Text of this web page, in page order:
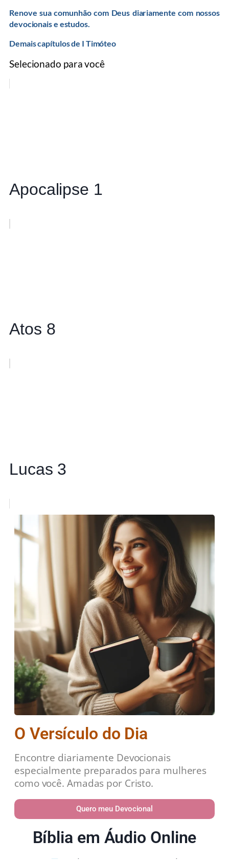
Renove sua comunhão com Deus diariamente com nossos
devocionais e estudos.
Demais capítulos de I Timóteo
Selecionado para você
Apocalipse 1
Atos 8
Lucas 3
O Versículo do Dia
Encontre diariamente Devocionais
especialmente preparados para mulheres
como você. Amadas por Cristo.
Quero meu Devocional
Bíblia em Áudio Online